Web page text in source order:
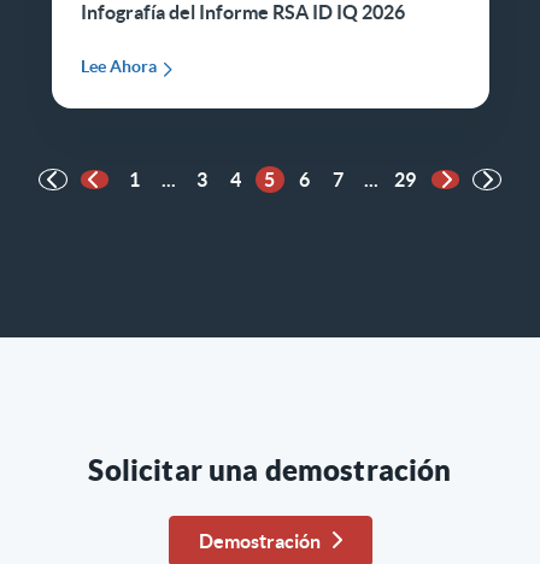
Infografía del Informe RSA ID IQ 2026
Lee Ahora
Página anterior
1 ... 3 4 5 6 7 ... 29
Página
Solicitar una demostración
Demostración